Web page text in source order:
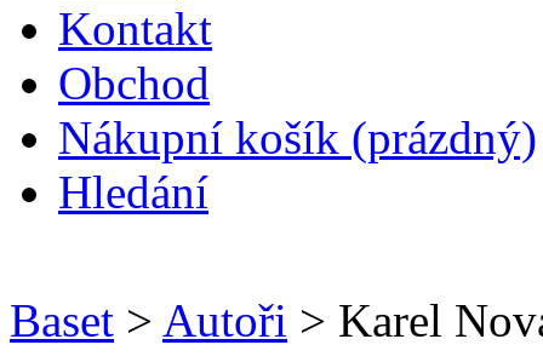
Kontakt
Obchod
Nákupní košík (prázdný)
Hledání
Baset > Autoři > Karel